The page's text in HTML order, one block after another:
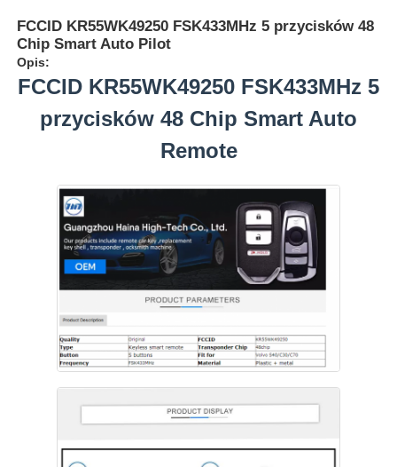
FCCID KR55WK49250 FSK433MHz 5 przycisków 48
Chip Smart Auto Pilot
Opis:
FCCID KR55WK49250 FSK433MHz 5
przycisków 48 Chip Smart Auto
Remote